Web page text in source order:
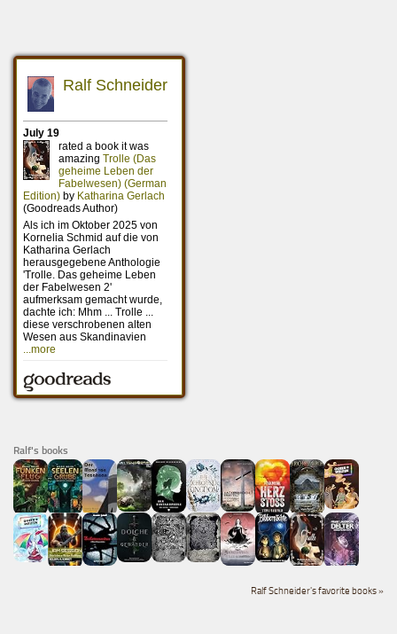
Ralf's books
Ralf Schneider's favorite books »